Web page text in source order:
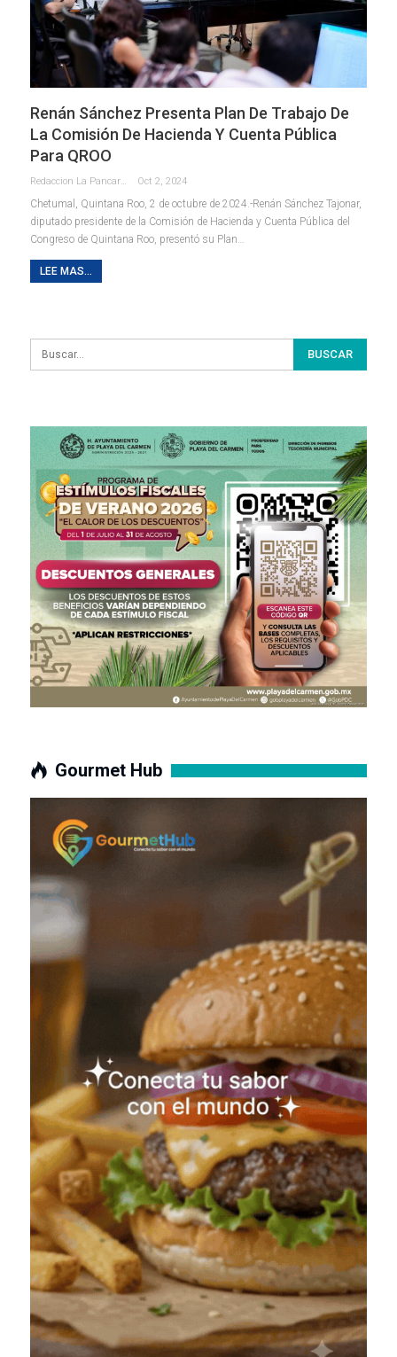
Renán Sánchez Presenta Plan De Trabajo De
La Comisión De Hacienda Y Cuenta Pública
Para QROO
Redaccion La Pancarta De Quintana Roo Oct 2, 2024
Chetumal, Quintana Roo, 2 de octubre de 2024.-Renán Sánchez Tajonar,
diputado presidente de la Comisión de Hacienda y Cuenta Pública del
Congreso de Quintana Roo, presentó su Plan…
LEE MAS...
Gourmet Hub